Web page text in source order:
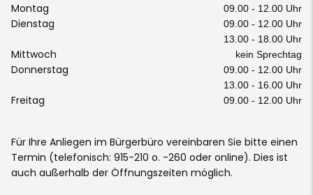
Montag 09.00 - 12.00 Uhr
Dienstag
09.00 - 12.00 Uhr
13.00 - 18.00 Uhr
Mittwoch kein Sprechtag
Donnerstag
09.00 - 12.00 Uhr
13.00 - 16.00 Uhr
Freitag 09.00 - 12.00 Uhr
Für Ihre Anliegen im Bürgerbüro vereinbaren Sie bitte einen
Termin (telefonisch: 915-210 o. -260 oder online). Dies ist
auch außerhalb der Öffnungszeiten möglich.